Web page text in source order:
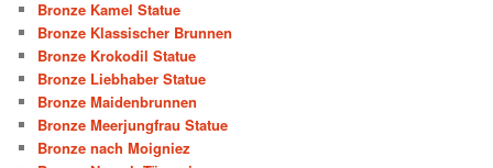
Bronze Kamel Statue
Bronze Klassischer Brunnen
Bronze Krokodil Statue
Bronze Liebhaber Statue
Bronze Maidenbrunnen
Bronze Meerjungfrau Statue
Bronze nach Moigniez